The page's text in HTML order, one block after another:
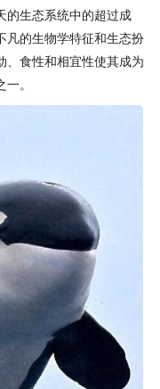
的生态系统中的超过成
凡的生物学特征和生态扮
、食性和相宜性使其成为
。